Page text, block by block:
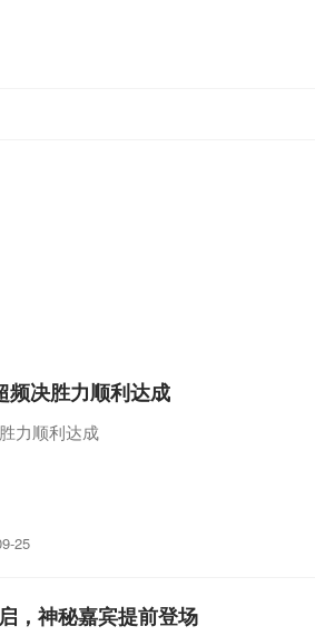
25
频决胜力顺利达成
力顺利达成
，神秘嘉宾提前登场